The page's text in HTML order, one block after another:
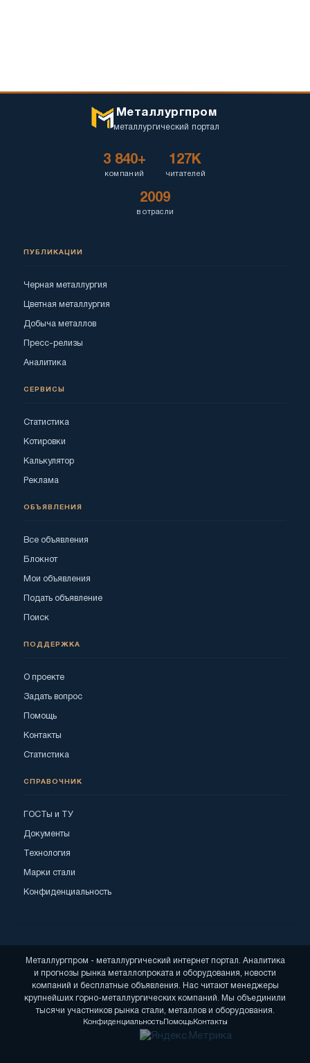
Металлургпром
металлургический портал
3 840+
компаний
127K
читателей
2009
в отрасли
ПУБЛИКАЦИИ
Черная металлургия
Цветная металлургия
Добыча металлов
Пресс-релизы
Аналитика
СЕРВИСЫ
Статистика
Котировки
Калькулятор
Реклама
ОБЪЯВЛЕНИЯ
Все объявления
Блокнот
Мои объявления
Подать объявление
Поиск
ПОДДЕРЖКА
О проекте
Задать вопрос
Помощь
Контакты
Статистика
СПРАВОЧНИК
ГОСТы и ТУ
Документы
Технология
Марки стали
Конфиденциальность
Металлургпром - металлургический интернет портал. Аналитика
и прогнозы рынка металлопроката и оборудования, новости
компаний и бесплатные объявления. Нас читают менеджеры
крупнейших горно-металлургических компаний. Мы объединили
тысячи участников рынка стали, металлов и оборудования.
КонфиденциальностьПомощьКонтакты